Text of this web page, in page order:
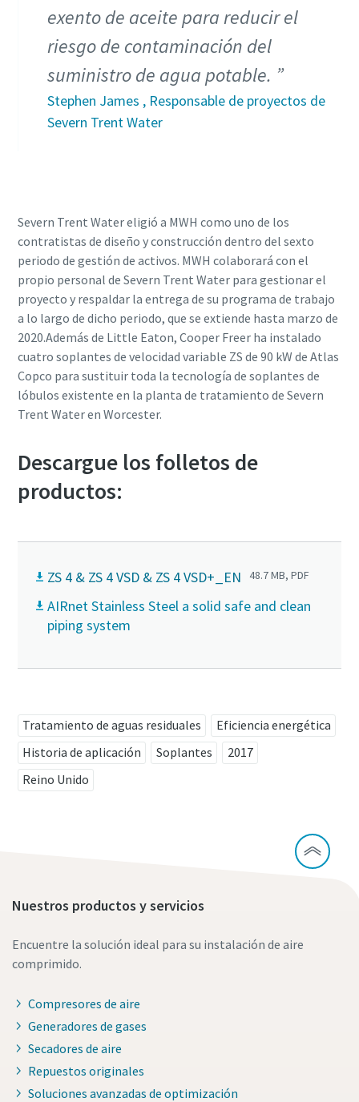
exento de aceite para reducir el
riesgo de contaminación del
suministro de agua potable.
Stephen James , Responsable de proyectos de
Severn Trent Water
Severn Trent Water eligió a MWH como uno de los
contratistas de diseño y construcción dentro del sexto
periodo de gestión de activos. MWH colaborará con el
propio personal de Severn Trent Water para gestionar el
proyecto y respaldar la entrega de su programa de trabajo
a lo largo de dicho periodo, que se extiende hasta marzo de
2020.Además de Little Eaton, Cooper Freer ha instalado
cuatro soplantes de velocidad variable ZS de 90 kW de Atlas
Copco para sustituir toda la tecnología de soplantes de
lóbulos existente en la planta de tratamiento de Severn
Trent Water en Worcester.
Descargue los folletos de
productos:
ZS 4 & ZS 4 VSD & ZS 4 VSD+_EN 48.7 MB, PDF
AIRnet Stainless Steel a solid safe and clean
piping system
Tratamiento de aguas residuales
Eficiencia energética
Historia de aplicación
Soplantes
2017
Reino Unido
Nuestros productos y servicios
Encuentre la solución ideal para su instalación de aire
comprimido.
Compresores de aire
Generadores de gases
Secadores de aire
Repuestos originales
Soluciones avanzadas de optimización